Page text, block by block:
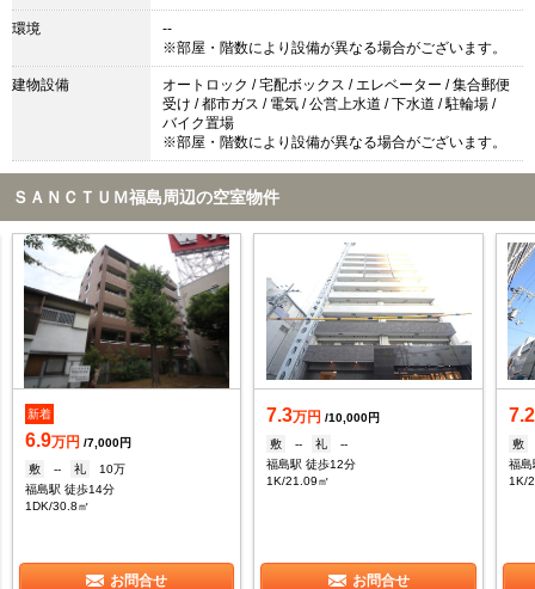
環境
--
※部屋・階数により設備が異なる場合がございます。
建物設備
オートロック / 宅配ボックス / エレベーター / 集合郵便
受け / 都市ガス / 電気 / 公営上水道 / 下水道 / 駐輪場 /
バイク置場
※部屋・階数により設備が異なる場合がございます。
ＳＡＮＣＴＵＭ福島周辺の空室物件
新着
6.9万円 /7,000円
敷
-- 礼
10万
福島駅 徒歩14分
1DK/30.8㎡
お問合せ
7.3万円 /10,000円
敷
-- 礼
--
福島駅 徒歩12分
1K/21.09㎡
お問合せ
7.2
敷
福
1K/